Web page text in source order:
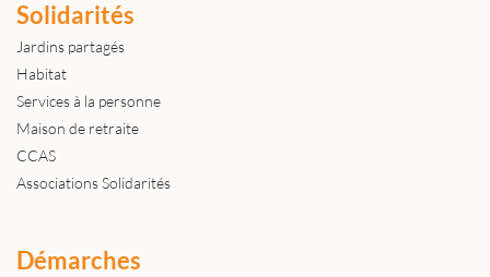
Solidarités
Jardins partagés
Habitat
Services à la personne
Maison de retraite
CCAS
Associations Solidarités
Démarches